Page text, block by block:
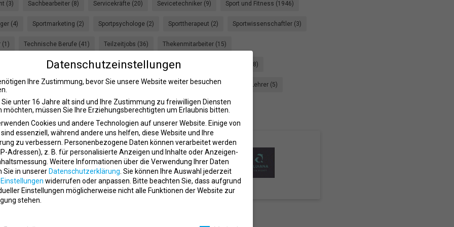
(3) Sachbearbeiter (8) Servicekräfte (20) Sevicetechniker (9) Sport und Fitness (1946)
(4) Sportmarketing (2) Sportpsychologe (2) Sporttherapeut (2) Sportwissenschaftler (3)
(1) Technische Berufe (41) Teilzeitjobs (36) Thekenmitarbeiter (15)
Verkäufer (5) Vertrieb / Verkauf (116) Vertriebsmitarbeiter (18)
(314) Wellness- / Spa-Mitarbeiter (20) Werksstudentenjobs (17) Yoga Lehrer (5)
/ ENTERTAINER KINDER- UND
(M/W/D)
GmbH place Frankfurt am Main
Datenschutzeinstellungen
Ihre Zustimmung, bevor Sie unsere Website weiter besuchen
Sie unter 16 Jahre alt sind und Ihre Zustimmung zu freiwilligen Diensten
möchten, müssen Sie Ihre Erziehungsberechtigten um Erlaubnis bitten.
Cookies und andere Technologien auf unserer Website. Einige von
essenziell, während andere uns helfen, diese Website und Ihre
zu verbessern. Personenbezogene Daten können verarbeitet werden
Adressen), z. B. für personalisierte Anzeigen und Inhalte oder Anzeigen-
Weitere Informationen über die Verwendung Ihrer Daten
Sie in unserer Datenschutzerklärung Sie können Ihre Auswahl jederzeit
Einstellungen widerrufen oder anpassen. Bitte beachten Sie, dass aufgrund
Einstellungen möglicherweise nicht alle Funktionen der Website zur
stehen.